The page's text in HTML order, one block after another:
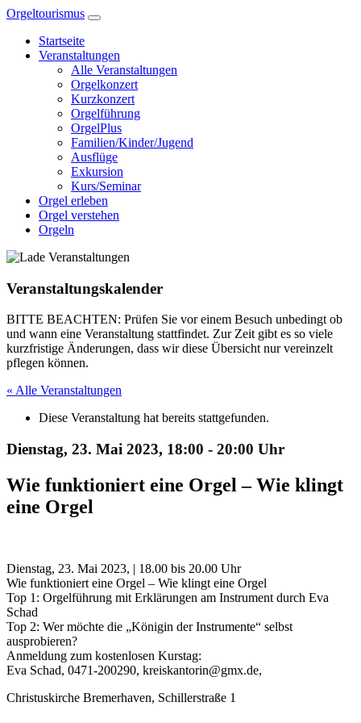
Zum
springen
Orgeltourismus
Startseite
Veranstaltungen
Alle Veranstaltungen
Orgelkonzert
Kurzkonzert
Orgelführung
OrgelPlus
Familien/Kinder/Jugend
Ausflüge
Exkursion
Kurs/Seminar
Orgel erleben
Orgel verstehen
Orgeln
Veranstaltungskalender
BITTE BEACHTEN: Prüfen Sie vor einem Besuch unbedingt ob
und wann eine Veranstaltung stattfindet. Zur Zeit gibt es so viele
kurzfristige Änderungen, dass wir diese Übersicht nur vereinzelt
pflegen können.
« Alle Veranstaltungen
Diese Veranstaltung hat bereits stattgefunden.
Dienstag, 23. Mai 2023, 18:00 - 20:00 Uhr
Wie funktioniert eine Orgel – Wie klingt
eine Orgel
Dienstag, 23. Mai 2023, | 18.00 bis 20.00 Uhr
Wie funktioniert eine Orgel – Wie klingt eine Orgel
Top 1: Orgelführung mit Erklärungen am Instrument durch Eva
Schad
Top 2: Wer möchte die „Königin der Instrumente“ selbst
ausprobieren?
Anmeldung zum kostenlosen Kurstag:
Eva Schad, 0471-200290, kreiskantorin@gmx.de,
Christuskirche Bremerhaven, Schillerstraße 1